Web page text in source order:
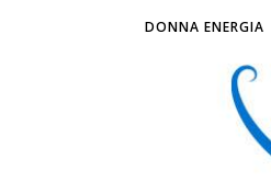
DONNA ENERGIA